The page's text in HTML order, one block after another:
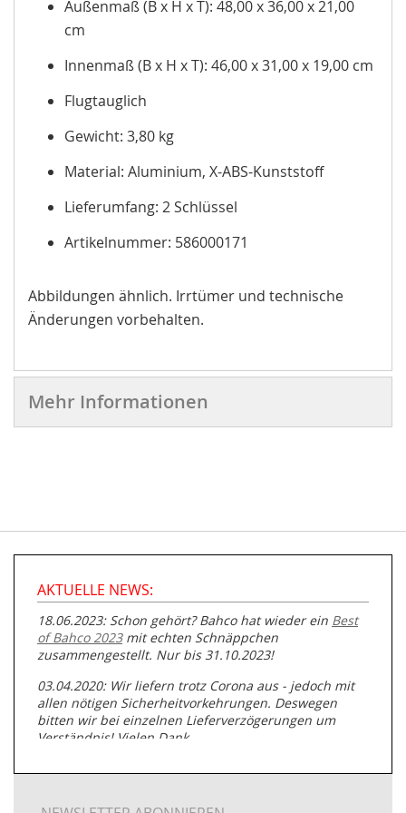
Außenmaß (B x H x T): 48,00 x 36,00 x 21,00
cm
Innenmaß (B x H x T): 46,00 x 31,00 x 19,00 cm
Flugtauglich
Gewicht: 3,80 kg
Material: Aluminium, X-ABS-Kunststoff
Lieferumfang: 2 Schlüssel
Artikelnummer: 586000171
Abbildungen ähnlich. Irrtümer und technische
Änderungen vorbehalten.
Mehr Informationen
AKTUELLE NEWS:
18.06.2023: Schon gehört? Bahco hat wieder ein Best
of Bahco 2023mit echten Schnäppchen
zusammengestellt. Nur bis 31.10.2023!
03.04.2020: Wir liefern trotz Corona aus - jedoch mit
allen nötigen Sicherheitvorkehrungen. Deswegen
bitten wir bei einzelnen Lieferverzögerungen um
Verständnis! Vielen Dank.
05.07.2019: Neuester Zugang zu unserer
Rohrbearbeitung